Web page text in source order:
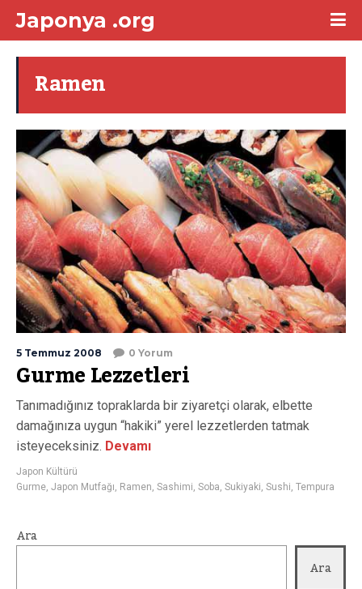
Japonya .org
Ramen
5 Temmuz 2008 0 Yorum
Gurme Lezzetleri
Tanımadığınız topraklarda bir ziyaretçi olarak, elbette
damağınıza uygun “hakiki” yerel lezzetlerden tatmak
isteyeceksiniz. Devamı
Japon Kültürü
Gurme, Japon Mutfağı, Ramen, Sashimi, Soba, Sukiyaki, Sushi, Tempura
Ara
Ara